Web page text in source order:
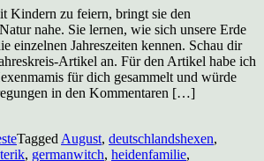
Kindern zu feiern, bringt sie den
nahe. Sie lernen, wie sich unsere Erde
einzelnen Jahreszeiten kennen. Schau dir
Artikel an. Für den Artikel habe ich
für dich gesammelt und würde
in den Kommentaren […]
Tagged August, deutschlandshexen,
, germanwitch, heidenfamilie,